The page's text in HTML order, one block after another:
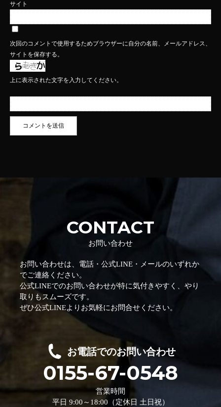
サイト
次回のコメントで使用するためブラウザーに自分の名前、メールアドレス、
サイトを保存する。
上に表示された文字を入力してください。
CONTACT
お問い合わせ
お問い合わせは、電話・公式LINE・メールのいずれか
でご連絡ください。
公式LINEでのお問い合わせが特に気付きやすく、やり
取りもスムーズです。
ぜひ公式LINEよりお気軽にお問合せください。
お電話でのお問い合わせ
0155-67-0548
営業時間
平日 9:00～18:00（定休日 土日祝）